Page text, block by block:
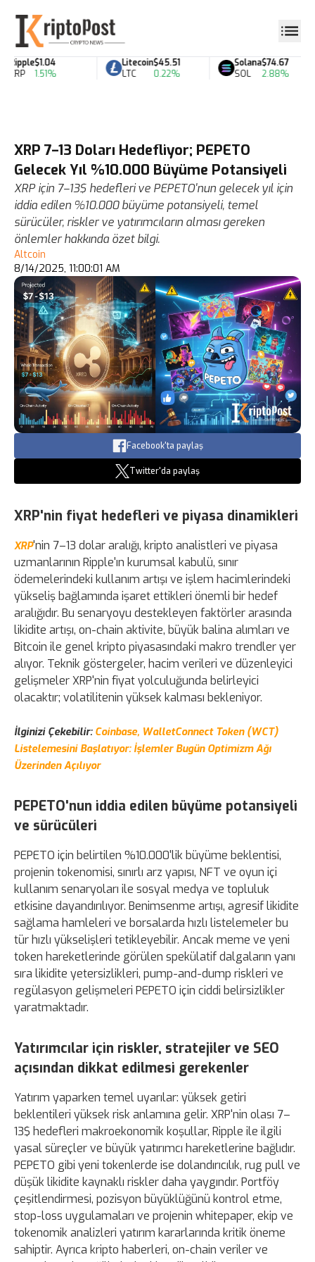
Ripple
XRP
$1.04
1.51%
Litecoin
LTC
$45.51
0.22%
Solana
SOL
$74.67
2.88%
XRP 7–13 Doları Hedefliyor; PEPETO
Gelecek Yıl %10.000 Büyüme Potansiyeli
XRP için 7–13$ hedefleri ve PEPETO'nun gelecek yıl için
iddia edilen %10.000 büyüme potansiyeli, temel
sürücüler, riskler ve yatırımcıların alması gereken
önlemler hakkında özet bilgi.
Altcoin
8/14/2025, 11:00:01 AM
Facebook'ta paylaş
Twitter'da paylaş
XRP'nin fiyat hedefleri ve piyasa dinamikleri
XRP'nin 7–13 dolar aralığı, kripto analistleri ve piyasa
uzmanlarının Ripple'ın kurumsal kabulü, sınır
ödemelerindeki kullanım artışı ve işlem hacimlerindeki
yükseliş bağlamında işaret ettikleri önemli bir hedef
aralığıdır. Bu senaryoyu destekleyen faktörler arasında
likidite artışı, on-chain aktivite, büyük balina alımları ve
Bitcoin ile genel kripto piyasasındaki makro trendler yer
alıyor. Teknik göstergeler, hacim verileri ve düzenleyici
gelişmeler XRP'nin fiyat yolculuğunda belirleyici
olacaktır; volatilitenin yüksek kalması bekleniyor.
İlginizi Çekebilir: Coinbase, WalletConnect Token (WCT)
Listelemesini Başlatıyor: İşlemler Bugün Optimizm Ağı
Üzerinden Açılıyor
PEPETO'nun iddia edilen büyüme potansiyeli
ve sürücüleri
PEPETO için belirtilen %10.000'lik büyüme beklentisi,
projenin tokenomisi, sınırlı arz yapısı, NFT ve oyun içi
kullanım senaryoları ile sosyal medya ve topluluk
etkisine dayandırılıyor. Benimsenme artışı, agresif likidite
sağlama hamleleri ve borsalarda hızlı listelemeler bu
tür hızlı yükselişleri tetikleyebilir. Ancak meme ve yeni
token hareketlerinde görülen spekülatif dalgaların yanı
sıra likidite yetersizlikleri, pump-and-dump riskleri ve
regülasyon gelişmeleri PEPETO için ciddi belirsizlikler
yaratmaktadır.
Yatırımcılar için riskler, stratejiler ve SEO
açısından dikkat edilmesi gerekenler
Yatırım yaparken temel uyarılar: yüksek getiri
beklentileri yüksek risk anlamına gelir. XRP'nin olası 7–
13$ hedefleri makroekonomik koşullar, Ripple ile ilgili
yasal süreçler ve büyük yatırımcı hareketlerine bağlıdır.
PEPETO gibi yeni tokenlerde ise dolandırıcılık, rug pull ve
düşük likidite kaynaklı riskler daha yaygındır. Portföy
çeşitlendirmesi, pozisyon büyüklüğünü kontrol etme,
stop-loss uygulamaları ve projenin whitepaper, ekip ve
tokenomik analizleri yatırım kararlarında kritik öneme
sahiptir. Ayrıca kripto haberleri, on-chain veriler ve